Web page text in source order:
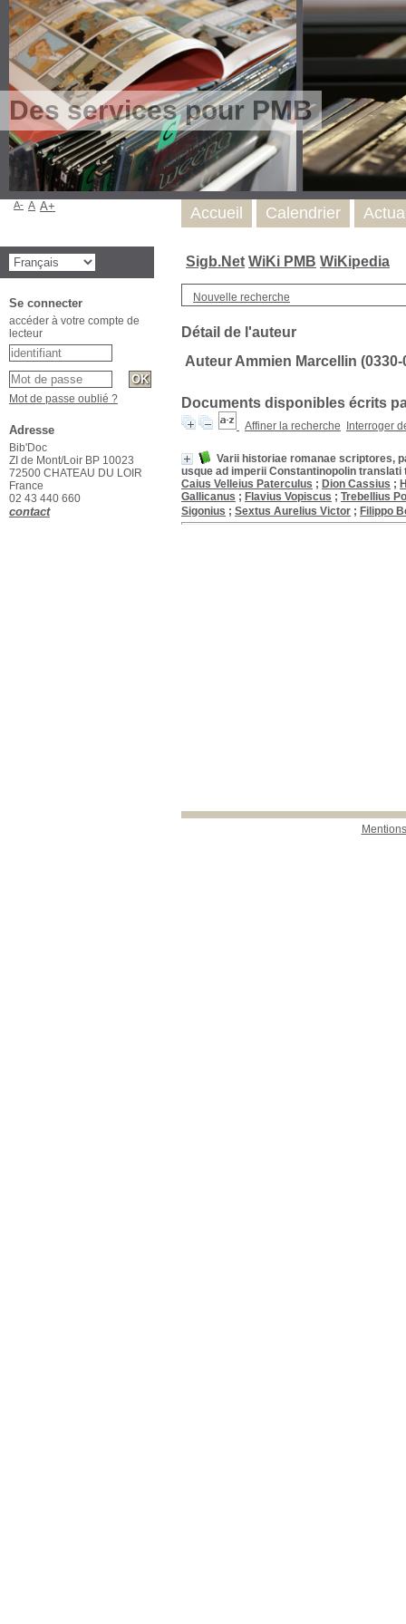
Des services pour PMB
Sigb.Net WiKi PMB WiKipedia
Nouvelle recherche
Détail de l'auteur
Auteur Ammien Marcellin (0330-
Documents disponibles écrits
Affiner la recherche Interroger
Varii historiae romanae scriptores,
usque ad imperii Constantinopolin
Caius Velleius Paterculus ; Dion Cassius ;
Gallicanus ; Flavius Vopiscus ; Trebellius
Sigonius ; Sextus Aurelius Victor ; Filippo
Accueil Calendrier
A- A A+
Se connecter
accéder à votre compte de
lecteur
Mot de passe oublié ?
Adresse
Bib'Doc
ZI de Mont/Loir BP 10023
72500 CHATEAU DU LOIR
France
02 43 440 660
contact